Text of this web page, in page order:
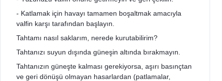
- Katlamak için havayı tamamen boşaltmak amacıyla
valfin karşı tarafından başlayın.
Tahtamı nasıl saklarım, nerede kurutabilirim?
Tahtanızı suyun dışında güneşin altında bırakmayın.
Tahtanızın güneşte kalması gerekiyorsa, aşırı basınçtan
ve geri dönüşü olmayan hasarlardan (patlamalar,